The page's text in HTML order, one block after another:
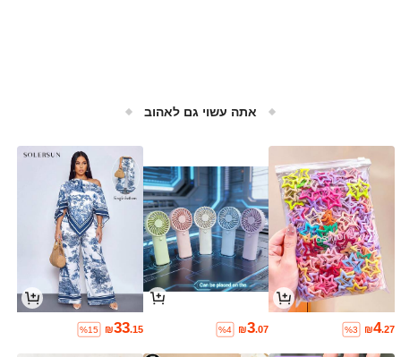
אתה עשוי גם לאהוב
₪4.27
%3
₪3.07
%4
₪33.15
%15